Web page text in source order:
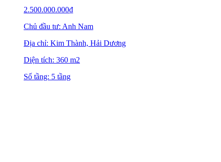
2.500.000.000₫
Chủ đầu tư: Anh Nam
Địa chỉ: Kim Thành, Hải Dương
Diện tích: 360 m2
Số tầng: 5 tầng